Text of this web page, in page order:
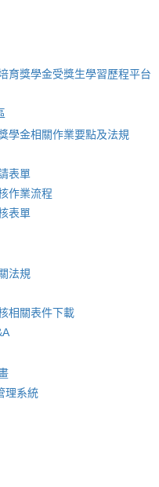
育獎學金受獎生學習歷程平台
學金相關作業要點及法規
表單
作業流程
表單
法規
相關表件下載
理系統